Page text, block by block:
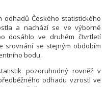
odhadů Českého statistického
a nachází se ve výborné
dosáhlo ve druhém čtvrtletí
srovnání se stejným obdobím
bodu.
pozoruhodný rovněž v
odhadu vzrostl ve